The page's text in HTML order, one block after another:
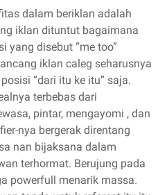
dalam beriklan adalah
iklan dituntut bagaimana
yang disebut “me too”
iklan caleg seharusnya
“dari itu ke itu” saja.
terbebas dari
pintar, mengayomi , dan
nya bergerak direntang
nan bijaksana dalam
terhormat. Berujung pada
powerfull menarik massa.